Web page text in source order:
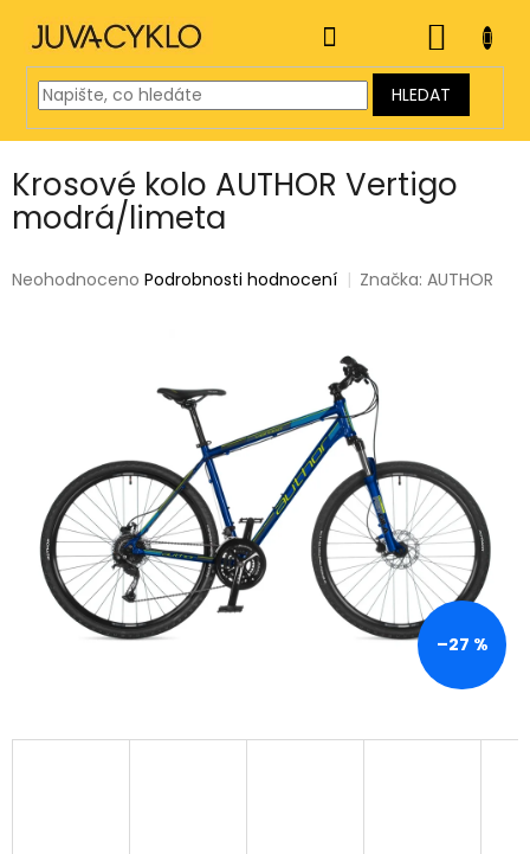
obsah
HLEDAT
KOŠÍK
Krosové kolo AUTHOR Vertigo
modrá/limeta
Průměrné
Neohodnoceno Podrobnosti hodnocení Značka:AUTHOR
–27 %